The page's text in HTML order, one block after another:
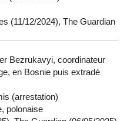
(11/12/2024), The Guardian
Bezrukavyi, coordinateur
en Bosnie puis extradé
(arrestation)
polonaise